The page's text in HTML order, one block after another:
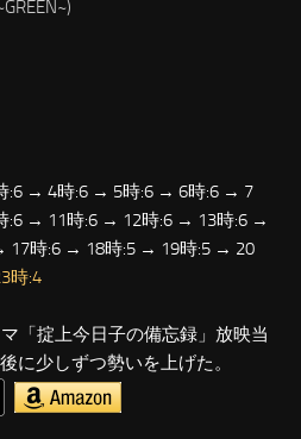
:6 → 4時:6 → 5時:6 → 6時:6 → 7
:6 → 11時:6 → 12時:6 → 13時:6 →
17時:6 → 18時:5 → 19時:5 → 20
時:4
「掟上今日子の備忘録」放映当
に少しずつ勢いを上げた。